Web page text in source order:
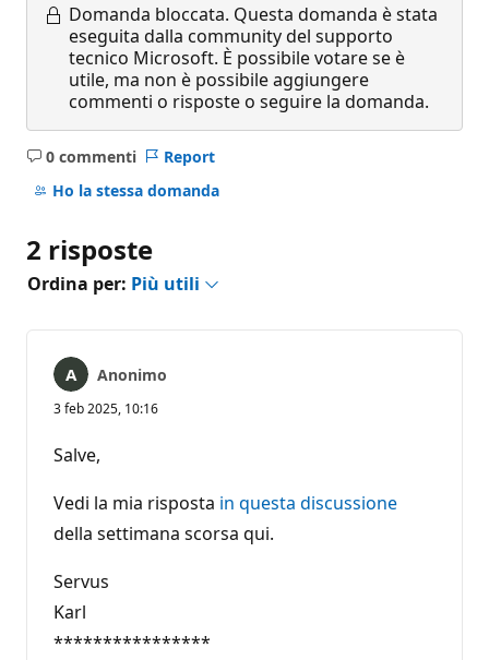
Domanda bloccata. Questa domanda è stata
eseguita dalla community del supporto
tecnico Microsoft. È possibile votare se è
utile, ma non è possibile aggiungere
commenti o risposte o seguire la domanda.
0 commenti
Nessun
commento
Report
Ho la stessa domanda
2 risposte
Ordina per: Più utili
Anonimo
3 feb 2025, 10:16
Salve,
Vedi la mia risposta in questa discussione
della settimana scorsa qui.
Servus
Karl
****************